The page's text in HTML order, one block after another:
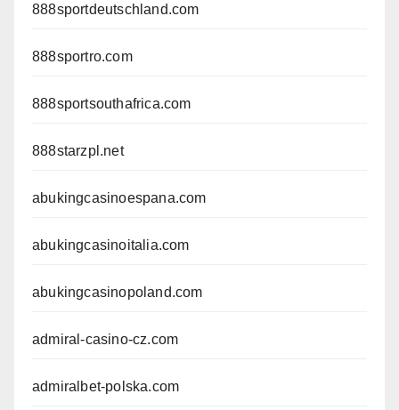
888sportdeutschland.com
888sportro.com
888sportsouthafrica.com
888starzpl.net
abukingcasinoespana.com
abukingcasinoitalia.com
abukingcasinopoland.com
admiral-casino-cz.com
admiralbet-polska.com